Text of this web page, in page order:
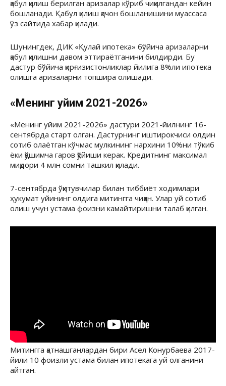
қабул қилиш берилган аризалар кўриб чиқилгандан кейин
бошланади. Қабул қилиш қачон бошланишини муассаса
ўз сайтида хабар қилади.
Шунингдек, ДИК «Қулай ипотека» бўйича аризаларни
қабул қилишни давом эттираётганини билдирди. Бу
дастур бўйича қирғизистонликлар йилига 8%ли ипотека
олишга аризаларни топшира олишади.
«Менинг уйим 2021-2026»
«Менинг уйим 2021-2026» дастури 2021-йилнинг 16-
сентябрда старт олган. Дастурнинг иштирокчиси олдин
сотиб олаётган кўчмас мулкининг нархини 10%ни тўкиб
ёки қўшимча гаров қўйиши керак. Кредитнинг максимал
миқдори 4 млн сомни ташкил қилади.
7-сентябрда ўқитувчилар билан тиббиёт ходимлари
ҳукумат уйининг олдига митингга чиққан. Улар уй сотиб
олиш учун устама фоизни камайтиришни талаб қилган.
Митингга қатнашганлардан бири Асел Конурбаева 2017-
йили 10 фоизли устама билан ипотекага уй олганини
айтган.